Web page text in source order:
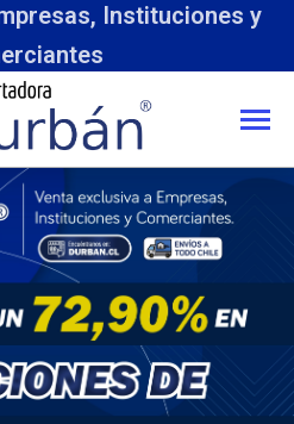
Instituciones y